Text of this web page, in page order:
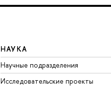
НАУКА
Научные подразделения
Исследовательские проекты